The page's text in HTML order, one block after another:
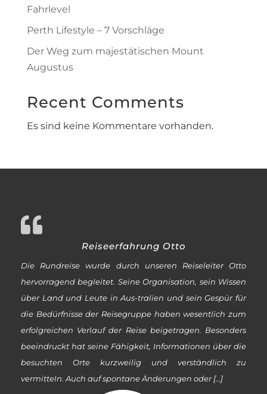
Fahrlevel
Perth Lifestyle – 7 Vorschläge
Der Weg zum majestätischen Mount
Augustus
Recent Comments
Es sind keine Kommentare vorhanden.
Reiseerfahrung Otto
Die Rundreise wurde durch unseren Reiseleiter Otto
hervorragend begleitet. Seine Organisation, sein Wissen
über Land und Leute in Aus-tralien und sein Gespür für
die Bedürfnisse der Reisegruppe haben wesentlich zum
erfolgreichen Verlauf der Reise beigetragen. Besonders
beeindruckt hat seine Fähigkeit, Informationen über die
besuchten Orte kurzweilig und verständlich zu
vermitteln. Auch auf spontane Änderungen oder […]